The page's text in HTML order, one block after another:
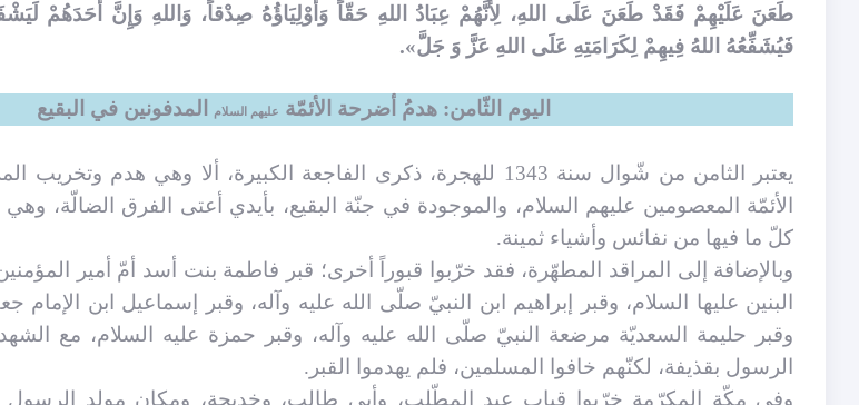
طَعَنَ عَلَيْهِمْ فَقَدْ طَعَنَ عَلَى اللهِ، لِأَنَّهُمْ عِبَادُ اللهِ حَقّاً وَأَوْلِيَاؤُهُ صِدْقاً، وَاللهِ وَإِنَّ أَحَدَهُمْ
فَيُشَفِّعُهُ اللهُ فِيهِمْ لِكَرَامَتِهِ عَلَى اللهِ عَزَّ وَ جَلَّ».
اليوم الثّامن: هدمُ أضرحة الأئمّة عليهم السلام المدفونين في البقيع
يعتبر الثامن من شّوال سنة 1343 للهجرة، ذكرى الفاجعة الكبيرة، ألا وهي هدم
الأئمّة المعصومين عليهم السلام، والموجودة في جنّة البقيع، بأيدي أعتى الفرق الضالّة، وهي
كلّ ما فيها من نفائس وأشياء ثمينة.
وبالإضافة إلى المراقد المطهّرة، فقد خرّبوا قبوراً أخرى؛ قبر فاطمة بنت أسد أمّ أمير
البنين عليها السلام، وقبر إبراهيم ابن النبيّ صلّى الله عليه وآله، وقبر إسماعيل ابن الإمام
وقبر حليمة السعديّة مرضعة النبيّ صلّى الله عليه وآله، وقبر حمزة عليه السلام، مع
الرسول بقذيفة، لكنّهم خافوا المسلمين، فلم يهدموا القبر.
وفي مكّة المكرّمة خرّبوا قباب عبد المطّلب، وأبي طالب، وخديجة، ومكان مولد الرسول